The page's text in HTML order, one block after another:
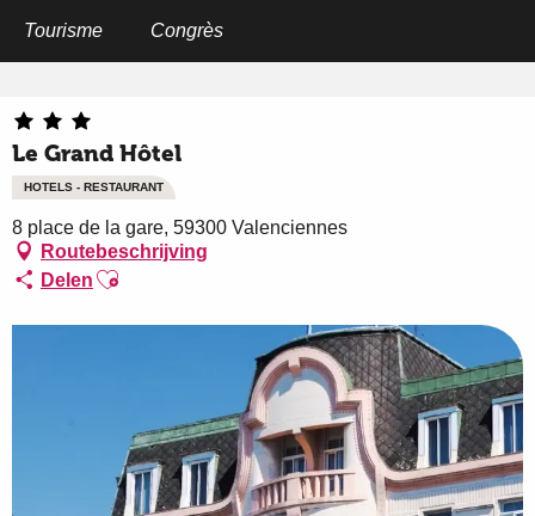
Tourisme Congrès
Le Grand Hôtel
HOTELS - RESTAURANT
8 place de la gare, 59300 Valenciennes
Routebeschrijving
Delen Ajouter aux favoris